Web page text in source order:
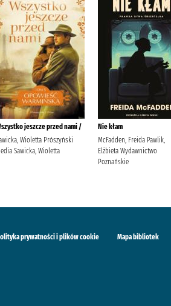
jeszcze przed nami /
Wioletta Prószyński
Sawicka, Wioletta
Nie kłam
McFadden, Freida Pawlik,
Elżbieta Wydawnictwo
Poznańskie
prywatności i plików cookie Mapa bibliotek